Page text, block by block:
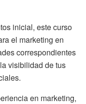
inicial, este curso
el marketing en
correspondientes
visibilidad de tus
en marketing,